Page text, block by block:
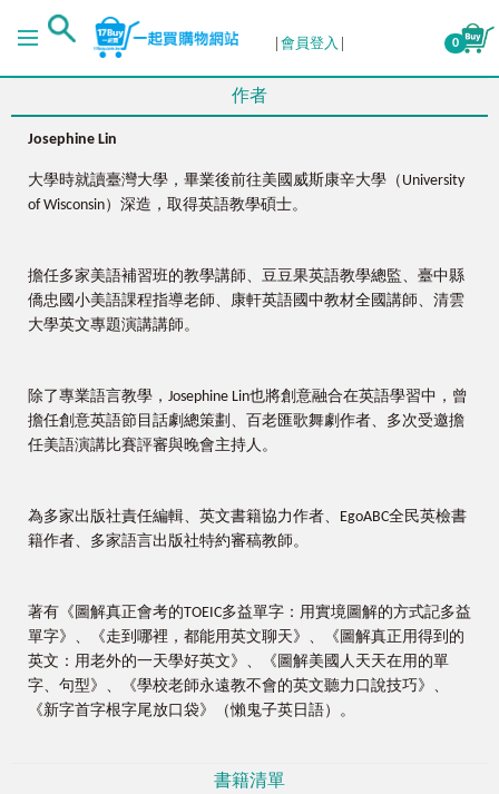
會員登入 0
作者
Josephine Lin
大學時就讀臺灣大學，畢業後前往美國威斯康辛大學（University
of Wisconsin）深造，取得英語教學碩士。
擔任多家美語補習班的教學講師、豆豆果英語教學總監、臺中縣
僑忠國小美語課程指導老師、康軒英語國中教材全國講師、清雲
大學英文專題演講講師。
除了專業語言教學，Josephine Lin也將創意融合在英語學習中，曾
擔任創意英語節目話劇總策劃、百老匯歌舞劇作者、多次受邀擔
任美語演講比賽評審與晚會主持人。
為多家出版社責任編輯、英文書籍協力作者、EgoABC全民英檢書
籍作者、多家語言出版社特約審稿教師。
著有《圖解真正會考的TOEIC多益單字：用實境圖解的方式記多益
單字》、《走到哪裡，都能用英文聊天》、《圖解真正用得到的
英文：用老外的一天學好英文》、《圖解美國人天天在用的單
字、句型》、《學校老師永遠教不會的英文聽力口說技巧》、
《新字首字根字尾放口袋》（懶鬼子英日語）。
書籍清單